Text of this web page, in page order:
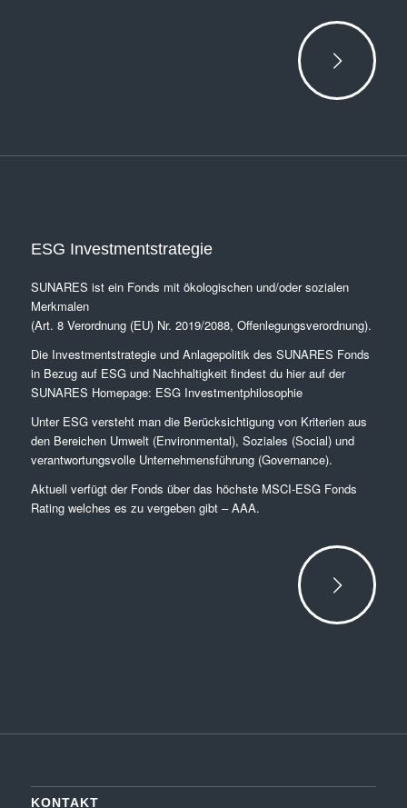
ESG Investmentstrategie
SUNARES ist ein Fonds mit ökologischen und/oder sozialen
Merkmalen
(Art. 8 Verordnung (EU) Nr. 2019/2088, Offenlegungsverordnung).
Die Investmentstrategie und Anlagepolitik des SUNARES Fonds
in Bezug auf ESG und Nachhaltigkeit findest du hier auf der
SUNARES Homepage: ESG Investmentphilosophie
Unter ESG versteht man die Berücksichtigung von Kriterien aus
den Bereichen Umwelt (Environmental), Soziales (Social) und
verantwortungsvolle Unternehmensführung (Governance).
Aktuell verfügt der Fonds über das höchste MSCI-ESG Fonds
Rating welches es zu vergeben gibt –AAA.
KONTAKT